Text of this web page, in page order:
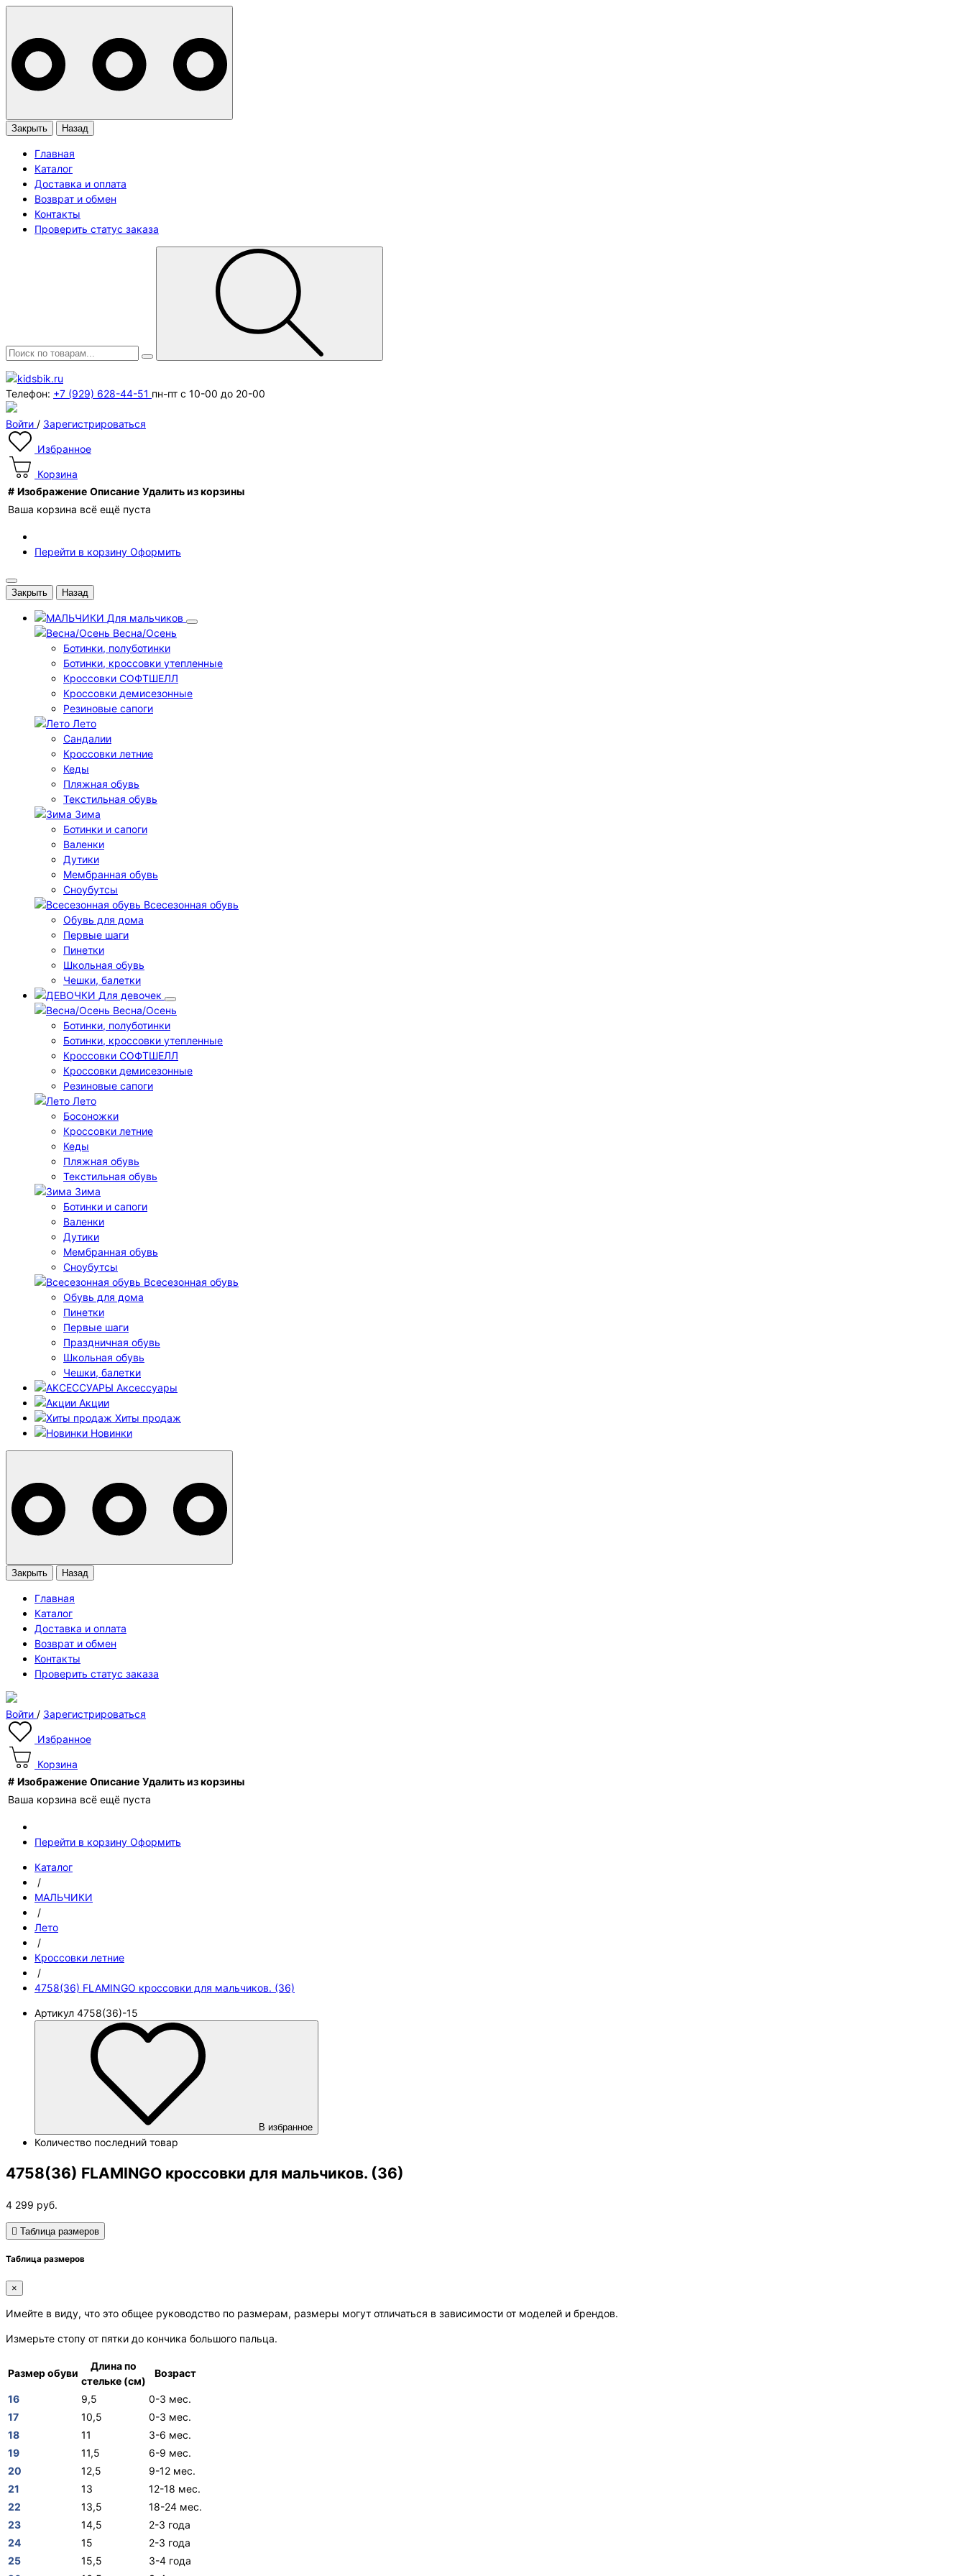
Закрыть Назад
Главная
Каталог
Доставка и оплата
Возврат и обмен
Контакты
Проверить статус заказа
Телефон: +7 (929) 628-44-51 пн-пт с 10-00 до 20-00
Войти / Зарегистрироваться
Избранное
Корзина
# Изображение Описание Удалить из корзины
Ваша корзина всё ещё пуста
Перейти в корзину Оформить
Закрыть Назад
Для мальчиков
Весна/Осень
Ботинки, полуботинки
Ботинки, кроссовки утепленные
Кроссовки СОФТШЕЛЛ
Кроссовки демисезонные
Резиновые сапоги
Лето
Cандалии
Кроссовки летние
Кеды
Пляжная обувь
Текстильная обувь
Зима
Ботинки и сапоги
Валенки
Дутики
Мембранная обувь
Сноубутсы
Всесезонная обувь
Обувь для дома
Первые шаги
Пинетки
Школьная обувь
Чешки, балетки
Для девочек
Весна/Осень
Ботинки, полуботинки
Ботинки, кроссовки утепленные
Кроссовки СОФТШЕЛЛ
Кроссовки демисезонные
Резиновые сапоги
Лето
Босоножки
Кроссовки летние
Кеды
Пляжная обувь
Текстильная обувь
Зима
Ботинки и сапоги
Валенки
Дутики
Мембранная обувь
Сноубутсы
Всесезонная обувь
Обувь для дома
Пинетки
Первые шаги
Праздничная обувь
Школьная обувь
Чешки, балетки
Аксессуары
Акции
Хиты продаж
Новинки
Закрыть Назад
Главная
Каталог
Доставка и оплата
Возврат и обмен
Контакты
Проверить статус заказа
Войти / Зарегистрироваться
Избранное
Корзина
# Изображение Описание Удалить из корзины
Ваша корзина всё ещё пуста
Перейти в корзину Оформить
Каталог
/
МАЛЬЧИКИ
/
Лето
/
Кроссовки летние
/
4758(36) FLAMINGO кроссовки для мальчиков. (36)
Артикул 4758(36)-15
В избранное
Количество последний товар
4758(36) FLAMINGO кроссовки для мальчиков. (36)
4 299 руб.
Таблица размеров
Таблица размеров
×
Имейте в виду, что это общее руководство по размерам, размеры могут отличаться в зависимости от моделей и брендов.
Измерьте стопу от пятки до кончика большого пальца.
Размер обуви
Длина по
стельке (см)
Возраст
16 9,5
0-3 мес.
17
10,5
0-3 мес.
18
11
3-6 мес.
19
11,5
6-9 мес.
20
12,5
9-12 мес.
21
13
12-18 мес.
22
13,5
18-24 мес.
23
14,5
2-3 года
24
15
2-3 года
25
15,5
3-4 года